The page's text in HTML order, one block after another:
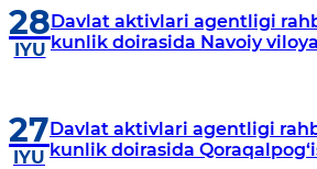
28
IYU
Davlat aktivlari agentligi
kunlik doirasida Navoiy
27
IYU
Davlat aktivlari agentligi
kunlik doirasida